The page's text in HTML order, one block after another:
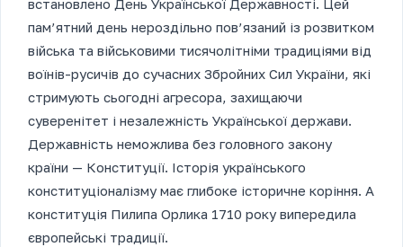
встановлено День Української Державності. Цей
пам’ятний день нероздільно пов’язаний із розвитком
війська та військовими тисячолітніми традиціями від
воїнів-русичів до сучасних Збройних Сил України, які
стримують сьогодні агресора, захищаючи
суверенітет і незалежність Української держави.
Державність неможлива без головного закону
країни — Конституції. Історія українського
конституціоналізму має глибоке історичне коріння. А
конституція Пилипа Орлика 1710 року випередила
європейські традиції.